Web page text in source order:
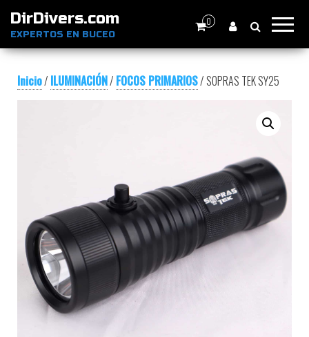
DirDivers.com
EXPERTOS EN BUCEO
0
Inicio/ ILUMINACIÓN/ FOCOS PRIMARIOS/ SOPRAS TEK SY25